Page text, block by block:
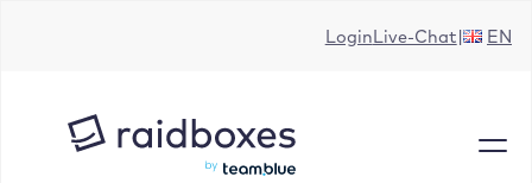
LoginLive-Chat EN